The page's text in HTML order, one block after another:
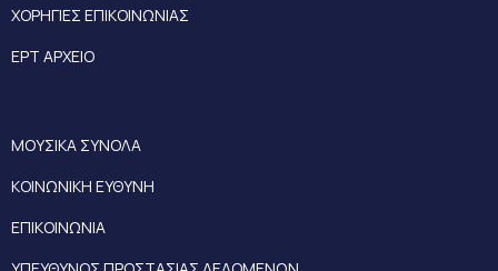
ΧΟΡΗΓΙΕΣ ΕΠΙΚΟΙΝΩΝΙΑΣ
ΕΡΤ ΑΡΧΕΙΟ
ΜΟΥΣΙΚΑ ΣΥΝΟΛΑ
ΚΟΙΝΩΝΙΚΗ ΕΥΘΥΝΗ
ΕΠΙΚΟΙΝΩΝΙΑ